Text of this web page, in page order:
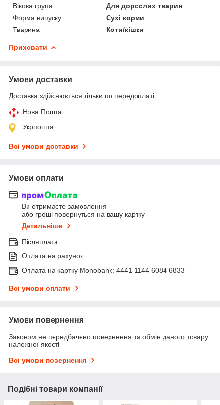
Вікова група
Для дорослих тварин
Форма випуску
Сухі корми
Тварина
Коти/кішки
Приховати
Умови доставки
Доставка здійснюється тільки по передоплаті.
Нова Пошта
Укрпошта
Всі умови доставки
Умови оплати
Ви отримаєте замовлення
або гроші повернуться на вашу картку
Детальніше
Післяплата
Оплата на рахунок
Оплата на картку Monobank: 4441 1144 6084 6833
Всі умови оплати
Умови повернення
Законом не передбачено повернення та обмін даного товару
належної якості
Всі умови повернення
Подібні товари компанії